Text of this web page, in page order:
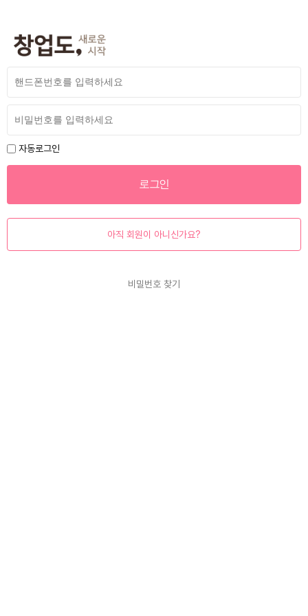
자동로그인
아직 회원이 아니신가요?
비밀번호 찾기